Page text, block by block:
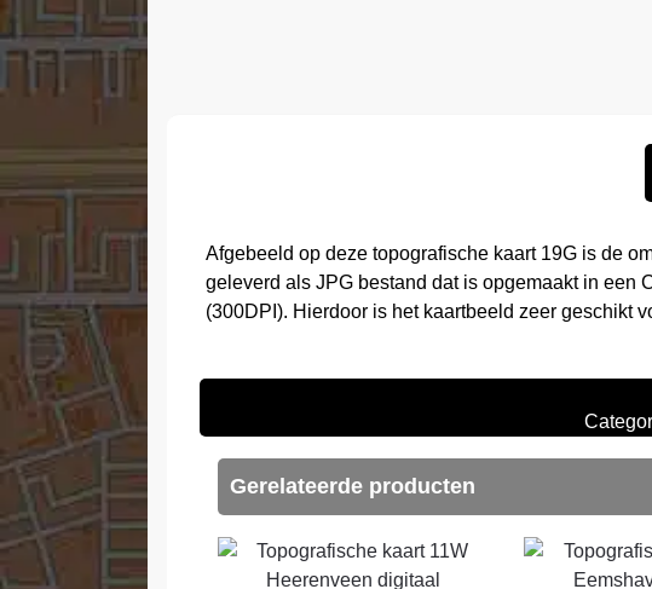
Afgebeeld op deze topografische kaart 19G is de
geleverd als JPG bestand dat is opgemaakt in een
(300DPI). Hierdoor is het kaartbeeld zeer geschikt
Gerelateerde producten